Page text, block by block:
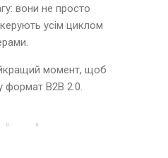
вони не просто
усім циклом
момент, щоб
формат B2B 2.0.